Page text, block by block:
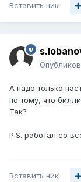
Вставить ник
А надо только
по тому, что
Так?
P.S. работал со
Вставить ник